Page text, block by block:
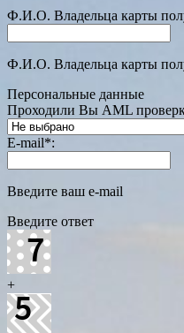
Ф.И.О. Владельца карты
Ф.И.О. Владельца карты
Персональные данные
Проходили Вы AML
E-mail*:
Введите ваш e-mail
Введите ответ
+